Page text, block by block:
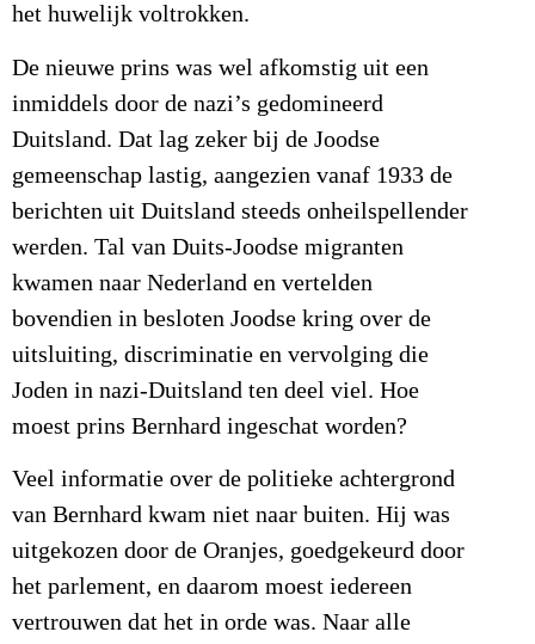
het huwelijk voltrokken.
De nieuwe prins was wel afkomstig uit een
inmiddels door de nazi’s gedomineerd
Duitsland. Dat lag zeker bij de Joodse
gemeenschap lastig, aangezien vanaf 1933 de
berichten uit Duitsland steeds onheilspellender
werden. Tal van Duits-Joodse migranten
kwamen naar Nederland en vertelden
bovendien in besloten Joodse kring over de
uitsluiting, discriminatie en vervolging die
Joden in nazi-Duitsland ten deel viel. Hoe
moest prins Bernhard ingeschat worden?
Veel informatie over de politieke achtergrond
van Bernhard kwam niet naar buiten. Hij was
uitgekozen door de Oranjes, goedgekeurd door
het parlement, en daarom moest iedereen
vertrouwen dat het in orde was. Naar alle